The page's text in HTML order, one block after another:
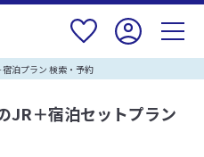
泊プラン 検索・予約
JR＋宿泊セットプラン